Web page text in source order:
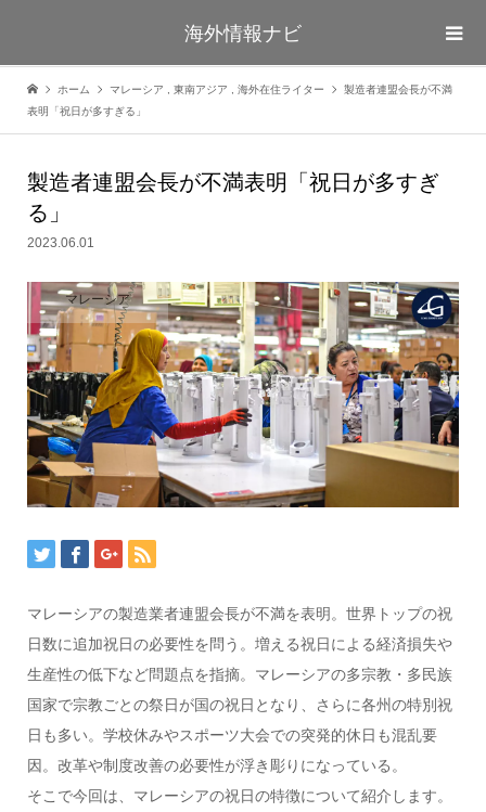
海外情報ナビ
ホーム マレーシア 東南アジア 海外在住ライター
製造者連盟会長が不満
表明「祝日が多すぎる」
製造者連盟会長が不満表明「祝日が多すぎ
る」
2023.06.01
マレーシア
マレーシアの製造業者連盟会長が不満を表明。世界トップの祝
日数に追加祝日の必要性を問う。増える祝日による経済損失や
生産性の低下など問題点を指摘。マレーシアの多宗教・多民族
国家で宗教ごとの祭日が国の祝日となり、さらに各州の特別祝
日も多い。学校休みやスポーツ大会での突発的休日も混乱要
因。改革や制度改善の必要性が浮き彫りになっている。
そこで今回は、マレーシアの祝日の特徴について紹介します。